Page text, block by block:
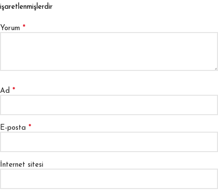
işaretlenmişlerdir
Yorum *
Ad *
E-posta *
İnternet sitesi